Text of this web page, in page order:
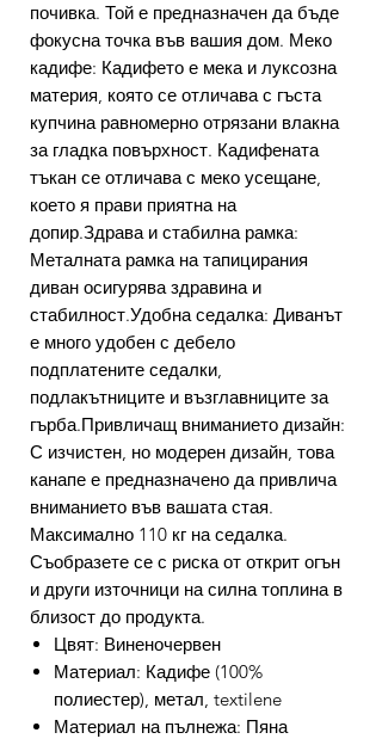
почивка. Той е предназначен да бъде
фокусна точка във вашия дом. Меко
кадифе: Кадифето е мека и луксозна
материя, която се отличава с гъста
купчина равномерно отрязани влакна
за гладка повърхност. Кадифената
тъкан се отличава с меко усещане,
което я прави приятна на
допир.Здрава и стабилна рамка:
Металната рамка на тапицирания
диван осигурява здравина и
стабилност.Удобна седалка: Диванът
е много удобен с дебело
подплатените седалки,
подлакътниците и възглавниците за
гърба.Привличащ вниманието дизайн:
С изчистен, но модерен дизайн, това
канапе е предназначено да привлича
вниманието във вашата стая.
Максимално 110 кг на седалка.
Съобразете се с риска от открит огън
и други източници на силна топлина в
близост до продукта.
Цвят: Виненочервен
Материал: Кадифе (100%
полиестер), метал, textilene
Материал на пълнежа: Пяна